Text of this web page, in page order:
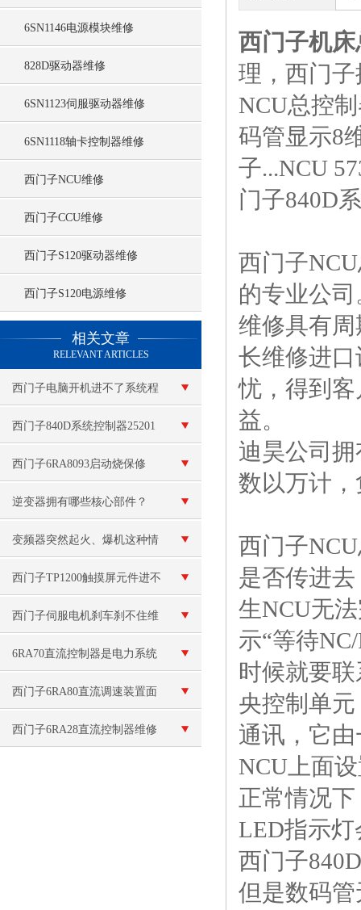
6SN1146电源模块维修
828D驱动器维修
6SN1123伺服驱动器维修
6SN1118轴卡控制器维修
西门子NCU维修
西门子CCU维修
西门子S120驱动器维修
西门子S120电源维修
相关文章
RELEVANT ARTICLES
西门子电脑开机进不了系统程
序维修
西门子840D系统控制器25201
维修故障测试维修
西门子6RA8093启动烧保修
（变频器炸可控硅模块）维修
逆变器拥有哪些核心部件？
变频器突然起火、爆机这种情
况是怎么回事呢？
西门子TP1200触摸屏元件进不
了系统
西门子伺服电机刹车刹不住维
修（刹车线圈烧毁维修）
6RA70直流控制器是电力系统
中重要的设备
西门子6RA80直流调速装置面
板无显示维修
西门子6RA28直流控制器维修
西门子机床
理，西门子
NCU总控
码管显示8
子...NCU
门子840D
西门子
的专业公
维修具有
长维修进
忧，得到
益。
迪昊公司
数以万计
西门子
是否传进
生NCU无
示“等待
时候就要
央控制单
通讯，它
NCU上面
正常情况
LED指示
西门子
但是数码